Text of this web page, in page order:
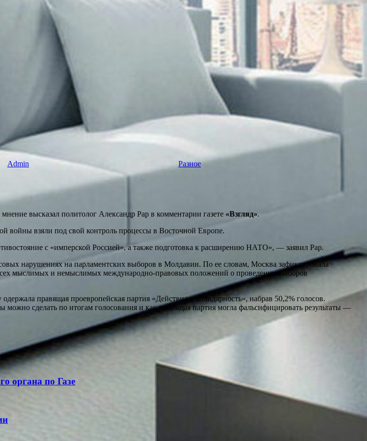
Admin
Разное
высказал политолог Александр Рар в комментарии газете «Взгляд».
войны взяли под свой контроль процессы в Восточной Европе.
с «имперской Россией», а также подготовка к расширению НАТО», — заявил Рар.
нарушениях на парламентских выборов в Молдавии. По ее словам, Москва зафиксировала
мыслимых и немыслимых международно-правовых положений о проведении выборов
правящая проевропейская партия «Действие и солидарность», набрав 50,2% голосов.
сделать по итогам голосования и как правящая партия могла фальсифицировать результаты —
органа по Газе